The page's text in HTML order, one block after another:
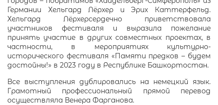
Германии Хельгард Лёрхер и Эрих Каттерфельд.
Хельгард Лёрхерсердечно приветствовала
участников фестиваля и выразила пожелание
принять участие в других совместных проектах, в
частности, в мероприятиях культурно-
исторического фестиваля «Памяти предков – будем
достойны!» в 2023 году в Республике Башкортостан.
Все выступления дублировались на немецкий язык.
Грамотный профессиональный прямой перевод
осуществляла Венера Фарганова.